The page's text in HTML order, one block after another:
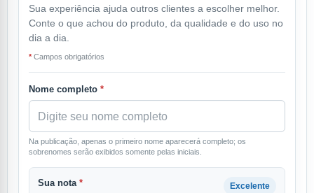
Sua experiência ajuda outros clientes a escolher melhor.
Conte o que achou do produto, da qualidade e do uso no
dia a dia.
* Campos obrigatórios
Nome completo *
Na publicação, apenas o primeiro nome aparecerá completo; os
sobrenomes serão exibidos somente pelas iniciais.
Sua nota * Excelente